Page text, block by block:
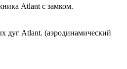
Atlant с замком.
дуг Atlant. (аэродинамический